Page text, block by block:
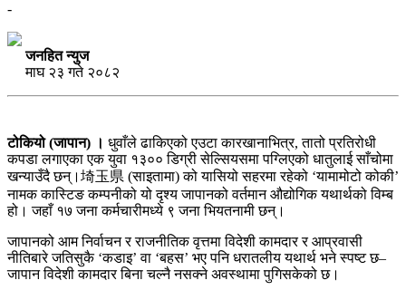
-
जनहित न्युज
माघ २३ गते २०८२
टोकियो (जापान) । धुवाँले ढाकिएको एउटा कारखानाभित्र, तातो प्रतिरोधी
कपडा लगाएका एक युवा १३०० डिग्री सेल्सियसमा पग्लिएको धातुलाई साँचोमा
खन्याउँदै छन्।埼玉県 (साइतामा) को यासियो सहरमा रहेको ‘यामामोटो कोकी’
नामक कास्टिङ कम्पनीको यो दृश्य जापानको वर्तमान औद्योगिक यथार्थको विम्ब
हो। जहाँ १७ जना कर्मचारीमध्ये ९ जना भियतनामी छन्।
जापानको आम निर्वाचन र राजनीतिक वृत्तमा विदेशी कामदार र आप्रवासी
नीतिबारे जतिसुकै ‘कडाइ’ वा ‘बहस’ भए पनि धरातलीय यथार्थ भने स्पष्ट छ–
जापान विदेशी कामदार बिना चल्नै नसक्ने अवस्थामा पुगिसकेको छ।